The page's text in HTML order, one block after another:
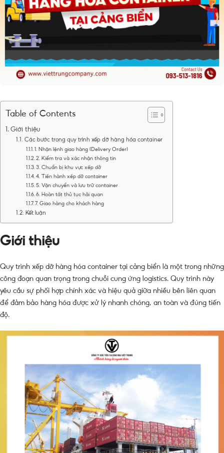
Table of Contents
Giới thiệu
Các bước trong quy trình xếp dỡ hàng hóa container
1. Nhận lệnh giao hàng (Delivery Order)
2. Kiểm tra và xác nhận thông tin
3. Chuẩn bị khu vực xếp dỡ
4. Tiến hành xếp dỡ container
5. Vận chuyển và lưu trữ container
6. Hoàn tất thủ tục hải quan
7. Giao hàng cho khách hàng
Kết luận
Giới thiệu
Quy trình xếp dỡ hàng hóa container tại cảng biển là một trong những
công đoạn quan trọng trong chuỗi cung ứng logistics. Quy trình này
yêu cầu sự phối hợp chính xác và hiệu quả giữa nhiều bên liên quan
để đảm bảo hàng hóa được xử lý nhanh chóng, an toàn và đúng tiến
độ.